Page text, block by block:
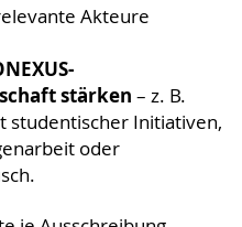
Akteure
stärken – z. B.
studentischer Initiativen,
oder